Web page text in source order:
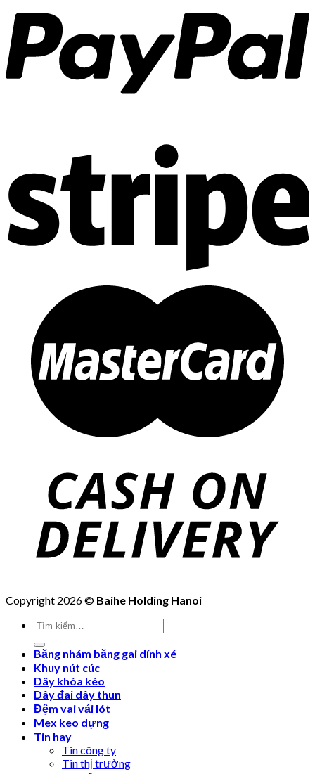
Copyright 2026 © Baihe Holding Hanoi
Tìm
kiếm:
Băng nhám băng gai dính xé
Khuy nút cúc
Dây khóa kéo
Dây đai dây thun
Đệm vai vải lót
Mex keo dựng
Tin hay
Tin công ty
Tin thị trường